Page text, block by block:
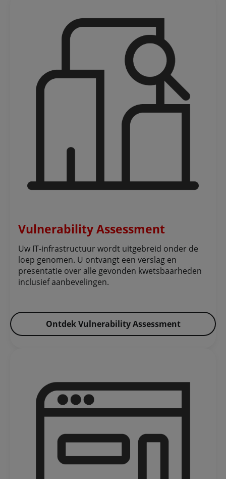
Vulnerability Assessment
Uw IT-infrastructuur wordt uitgebreid onder de
loep genomen. U ontvangt een verslag en
presentatie over alle gevonden kwetsbaarheden
inclusief aanbevelingen.​
Ontdek Vulnerability Assessment